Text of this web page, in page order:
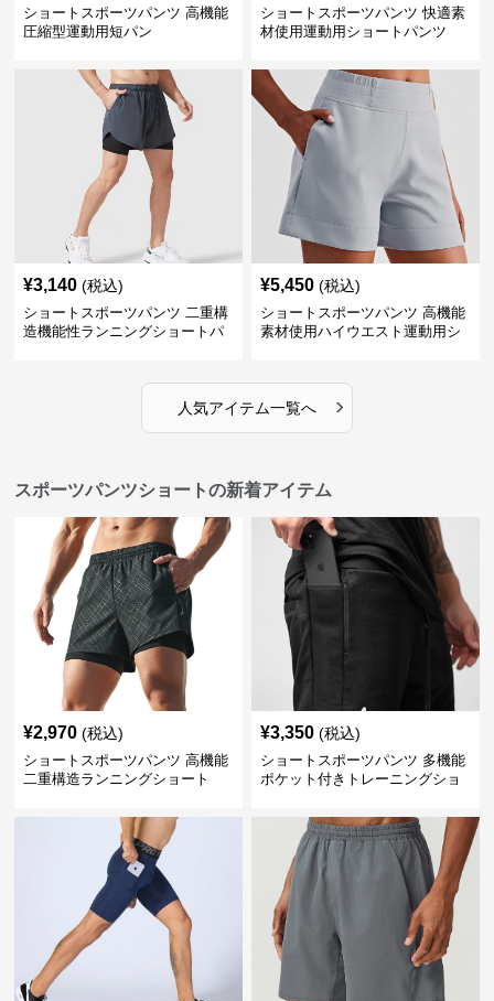
ショートスポーツパンツ 高機能
圧縮型運動用短パン
ショートスポーツパンツ 快適素
材使用運動用ショートパンツ
¥3,140 (税込)
ショートスポーツパンツ 二重構
造機能性ランニングショートパ
¥5,450 (税込)
ショートスポーツパンツ 高機能
素材使用ハイウエスト運動用シ
人気アイテム一覧へ ›
スポーツパンツショートの新着アイテム
¥2,970 (税込)
ショートスポーツパンツ 高機能
二重構造ランニングショート
¥3,350 (税込)
ショートスポーツパンツ 多機能
ポケット付きトレーニングショ